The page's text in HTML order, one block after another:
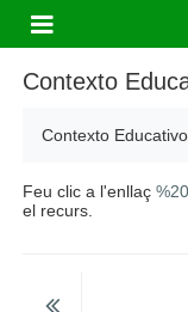
Panell
Contexto
Contexto Educativo
Feu clic a l'enllaç
el recurs.